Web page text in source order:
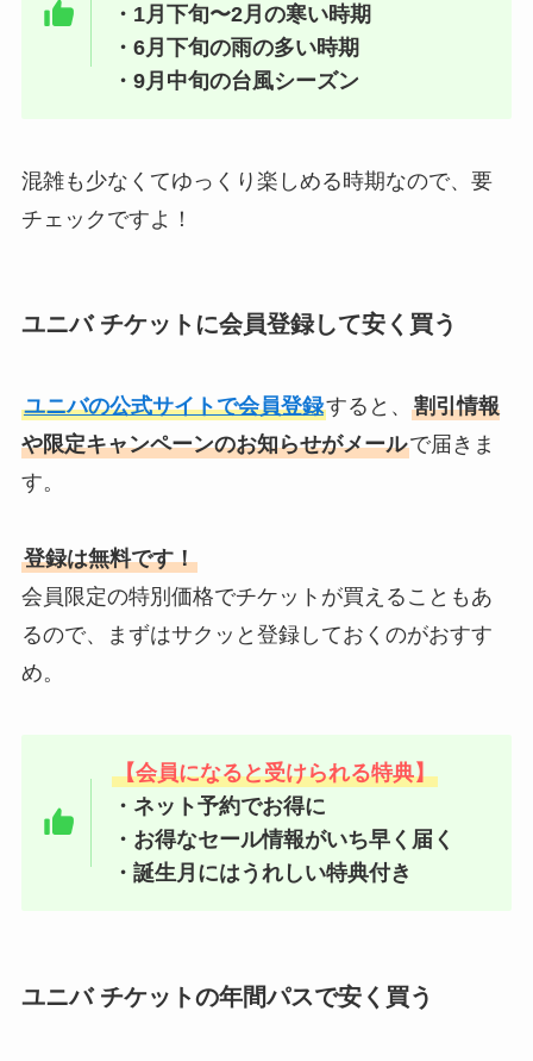
・1月下旬〜2月の寒い時期
・6月下旬の雨の多い時期
・9月中旬の台風シーズン
混雑も少なくてゆっくり楽しめる時期なので、要
チェックですよ！
ユニバ チケットに会員登録して安く買う
ユニバの公式サイトで会員登録すると、 割引情報
や限定キャンペーンのお知らせがメールで届きま
す。
登録は無料です！
会員限定の特別価格でチケットが買えることもあ
るので、まずはサクッと登録しておくのがおすす
め。
【会員になると受けられる特典】
・ネット予約でお得に
・お得なセール情報がいち早く届く
・誕生月にはうれしい特典付き
ユニバ チケットの年間パスで安く買う